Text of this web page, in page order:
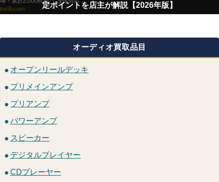
定ポイントを店主が解説【2026年版】
オーディオ買取品目
オープンリールデッキ
プリメインアンプ
プリアンプ
パワーアンプ
スピーカー
デジタルプレイヤー
CDプレーヤー